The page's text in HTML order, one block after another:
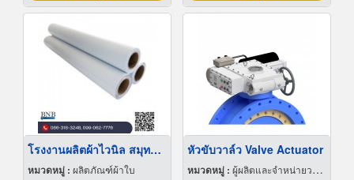
โรงงานผลิตผ้าไวนิล สมุทรปราการ
หมวดหมู่ : ผลิตภัณฑ์ผ้าใบ
หัวขับวาล์ว Valve Actuator
หมวดหมู่ : ผู้ผลิตและจำหน่ายวาล์ว